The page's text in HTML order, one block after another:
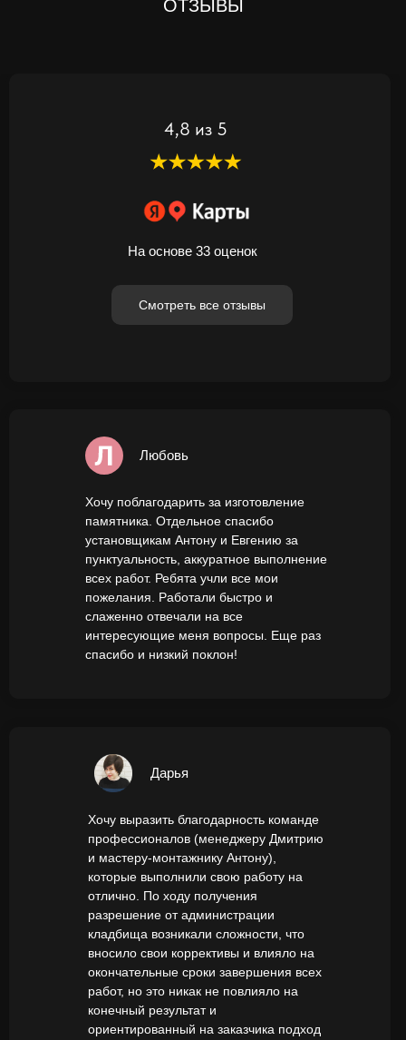
ОТЗЫВЫ
На основе 33 оценок
4,8 из 5
Смотреть все отзывы
Хочу выразить благодарность команде
профессионалов (менеджеру Дмитрию
и мастеру-монтажнику Антону),
которые выполнили свою работу на
отлично. По ходу получения
разрешение от администрации
кладбища возникали сложности, что
вносило свои коррективы и влияло на
окончательные сроки завершения всех
работ, но это никак не повлияло на
конечный результат и
ориентированный на заказчика подход
Дарья
Хочу поблагодарить за изготовление
памятника. Отдельное спасибо
установщикам Антону и Евгению за
пунктуальность, аккуратное выполнение
всех работ. Ребята учли все мои
пожелания. Работали быстро и
слаженно отвечали на все
интересующие меня вопросы. Еще раз
спасибо и низкий поклон!
Любовь